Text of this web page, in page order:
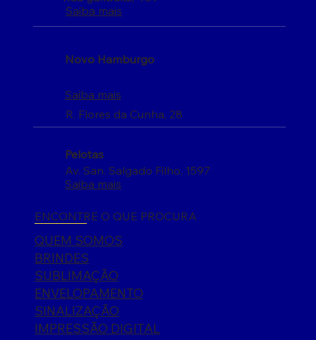
Saiba mais
Novo Hamburgo
R. Flores da Cunha, 28
Saiba mais
Pelotas
Av. San. Salgado Filho, 1597
Saiba mais
ENCONTRE O QUE PROCURA
QUEM SOMOS
BRINDES
SUBLIMAÇÃO
ENVELOPAMENTO
SINALIZAÇÃO
IMPRESSÃO DIGITAL